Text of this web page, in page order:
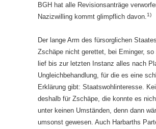
BGH hat alle Revisionsanträge
Nazizwilling kommt glimpflich davon. 1)
Der lange Arm des fürsorglichen
Zschäpe nicht gerettet, bei Eminger, so
lief bis zur letzten Instanz alles nach
Ungleichbehandlung, für die es eine
Erklärung gibt: Staatswohlinteresse.
deshalb für Zschäpe, die konnte es
unter keinen Umständen, denn dann
umsonst gewesen. Auch Harbarths